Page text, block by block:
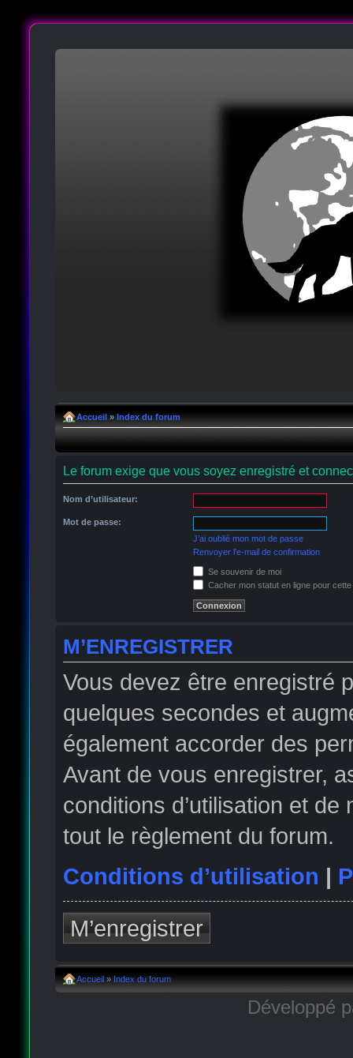
Accueil » Index du forum
Le forum exige que vous soyez enregistré et
Nom d’utilisateur:
Mot de passe:
J’ai oublié mon mot de passe
Renvoyer l’e-mail de confirmation
Se souvenir de moi
Cacher mon statut en ligne pour
M’ENREGISTRER
Vous devez être enregistré
quelques secondes et
également accorder des
Avant de vous enregistrer,
conditions d’utilisation et
tout le règlement du forum.
Conditions d’utilisation |
M’enregistrer
Accueil » Index du forum
Développé